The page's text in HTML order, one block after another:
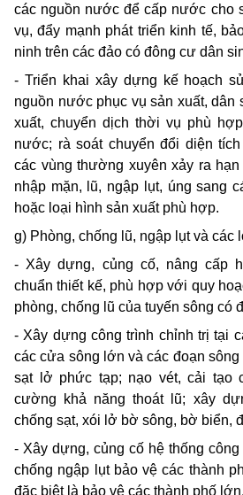
các nguồn nước để cấp nước cho
vụ, đẩy mạnh phát triển kinh tế,
ninh trên các đảo có đông cư dân
- Triển khai xây dựng kế hoạch
nguồn nước phục vụ sản xuất, dân
xuất, chuyển dịch thời vụ phù
nước; rà soát chuyển đổi diện
các vùng thường xuyên xảy ra
nhập mặn, lũ, ngập lụt, úng sang
hoặc loại hình sản xuất phù hợp.
g) Phòng, chống lũ, ngập lụt và các
- Xây dựng, củng cố, nâng cấp
chuẩn thiết kế, phù hợp với quy
phòng, chống lũ của tuyến sông có
- Xây dựng công trình chỉnh trị tại
các cửa sông lớn và các đoạn
sạt lở phức tạp; nạo vét, cải tạo
cường khả năng thoát lũ; xây
chống sạt, xói lở bờ sông, bờ biển,
- Xây dựng, củng cố hệ thống
chống ngập lụt bảo vệ các thành
đặc biệt là bảo vệ các thành phố lớn.